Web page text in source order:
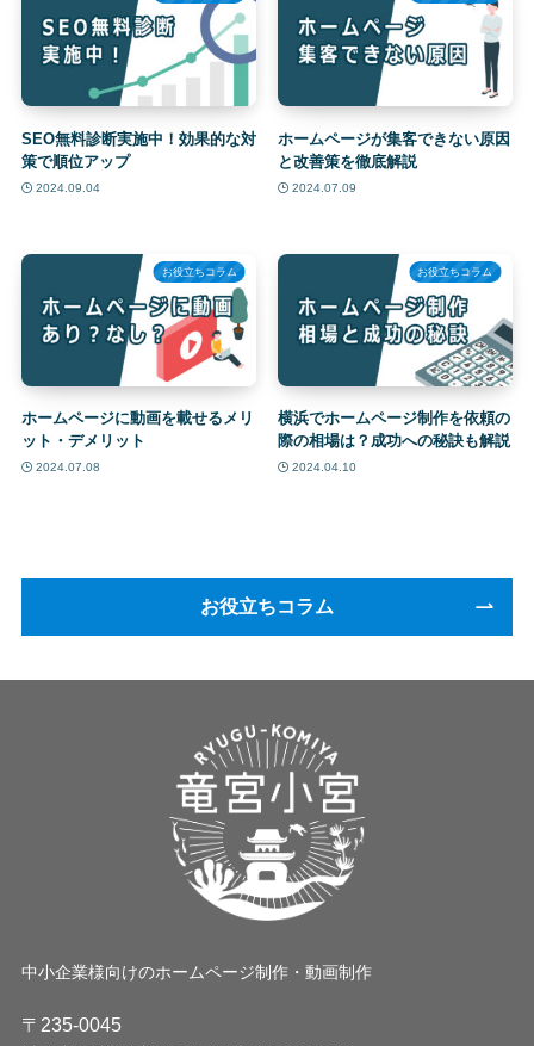
SEO無料診断実施中！効果的な対
策で順位アップ
2024.09.04
ホームページが集客できない原因
と改善策を徹底解説
2024.07.09
お役立ちコラム
ホームページに動画を載せるメリ
ット・デメリット
2024.07.08
お役立ちコラム
横浜でホームページ制作を依頼の
際の相場は？成功への秘訣も解説
2024.04.10
お役立ちコラム
中小企業様向けのホームページ制作・動画制作
〒235-0045